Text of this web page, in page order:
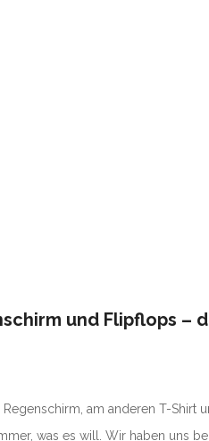
und Flipflops –
am anderen T-Shirt
was es will. Wir haben uns